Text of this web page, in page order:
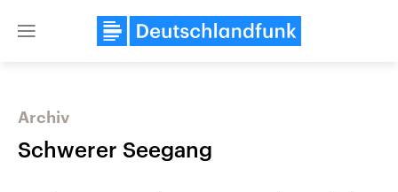
Close
Archiv
Schwerer Seegang